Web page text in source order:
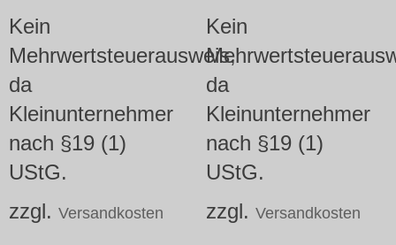
Kein
Mehrwertsteuerausweis,
da
Kleinunternehmer
nach §19 (1)
UStG.
zzgl. Versandkosten
Kein
da
Kleinunternehmer
nach §19 (1)
UStG.
zzgl. Versandkosten